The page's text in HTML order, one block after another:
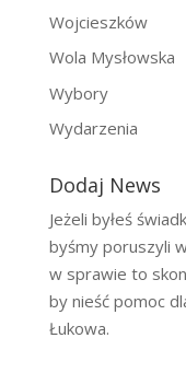
Wojcieszków
Wola Mysłowska
Wybory
Wydarzenia
Dodaj News
Jeżeli byłeś
byśmy poruszyli
w sprawie to
by nieść pomoc
Łukowa.